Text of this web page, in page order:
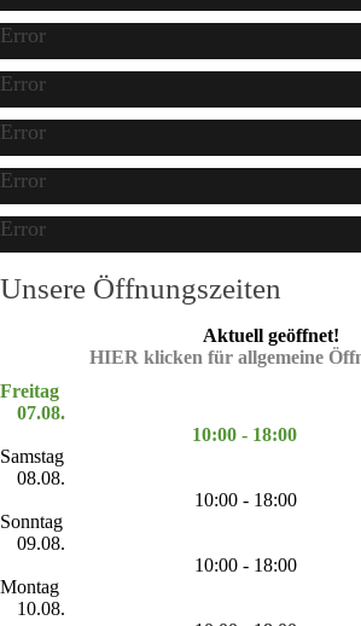
Error
Error
Error
Error
Error
Unsere Öffnungszeiten
Aktuell geöffnet!
HIER klicken für allgemeine
Freitag
07.08.
10:00 - 18:00
Samstag
08.08.
10:00 - 18:00
Sonntag
09.08.
10:00 - 18:00
Montag
10.08.